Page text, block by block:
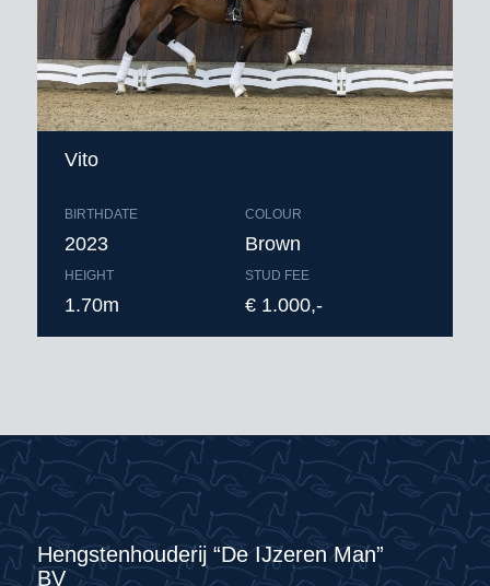
Vito
BIRTHDATE
2023
HEIGHT
1.70m
COLOUR
Brown
STUD FEE
€ 1.000,-
Hengstenhouderij “De IJzeren Man”
BV